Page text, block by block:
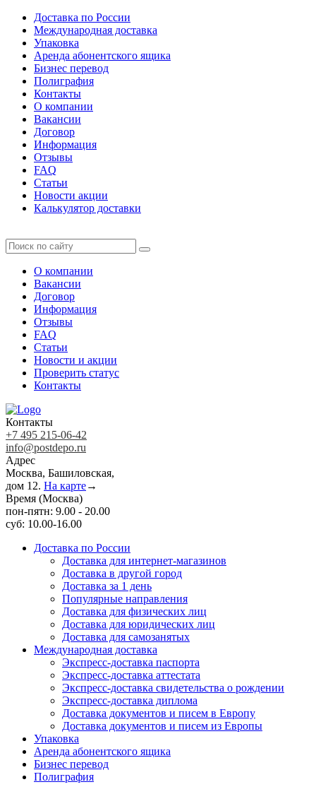
Доставка по России
Международная доставка
Упаковка
Аренда абонентского ящика
Бизнес перевод
Полиграфия
Контакты
О компании
Вакансии
Договор
Информация
Отзывы
FAQ
Статьи
Новости акции
Калькулятор доставки
О компании
Вакансии
Договор
Информация
Отзывы
FAQ
Статьи
Новости и акции
Проверить статус
Контакты
Контакты
+7 495 215-06-42
info@postdepo.ru
Адрес
Москва, Башиловская,
дом 12. На карте→
Время (Москва)
пон-пятн: 9.00 - 20.00
суб: 10.00-16.00
Доставка по России
Доставка для интернет-магазинов
Доставка в другой город
Доставка за 1 день
Популярные направления
Доставка для физических лиц
Доставка для юридических лиц
Доставка для самозанятых
Международная доставка
Экспресс-доставка паспорта
Экспресс-доставка аттестата
Экспресс-доставка свидетельства о рождении
Экспресс-доставка диплома
Доставка документов и писем в Европу
Доставка документов и писем из Европы
Упаковка
Аренда абонентского ящика
Бизнес перевод
Полиграфия